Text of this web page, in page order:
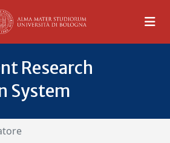
Research
System